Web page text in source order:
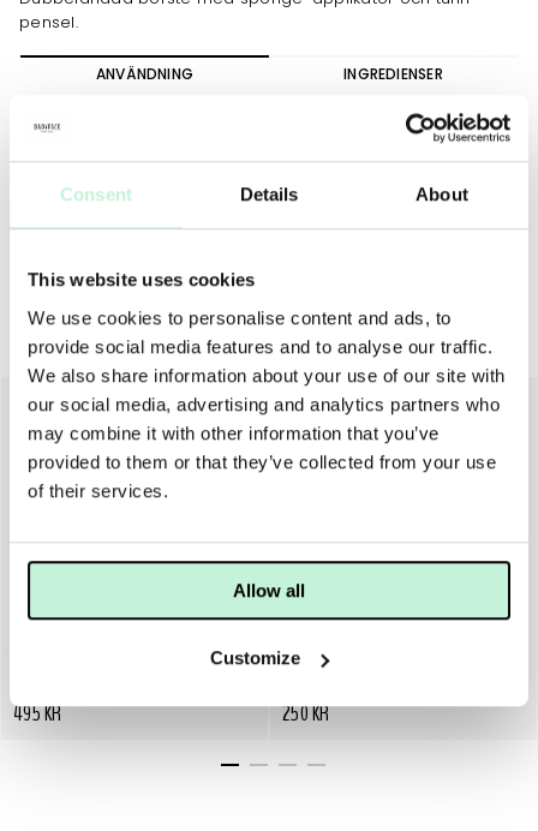
Consent Details About
This website uses cookies
We use cookies to personalise content and ads, to
provide social media features and to analyse our traffic.
We also share information about your use of our site with
our social media, advertising and analytics partners who
may combine it with other information that you’ve
provided to them or that they’ve collected from your use
of their services.
Allow all
Customize
pensel.
ANVÄNDNING INGREDIENSER
Använd även den smala penseln för att applicera Eye
Pencils. Skrapa penseln mot ögonpennan för att få färg och
applikatiorn för att sudda/tona linjer.
Borstar & tillbehör
495 KR
JANE IREDALE
250 KR